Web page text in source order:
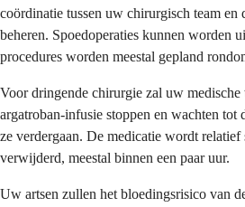
coördinatie tussen uw chirurgisch team en
beheren. Spoedoperaties kunnen worden
procedures worden meestal gepland
Voor dringende chirurgie zal uw medische
argatroban-infusie stoppen en wachten tot
ze verdergaan. De medicatie wordt relatief
verwijderd, meestal binnen een paar uur.
Uw artsen zullen het bloedingsrisico van